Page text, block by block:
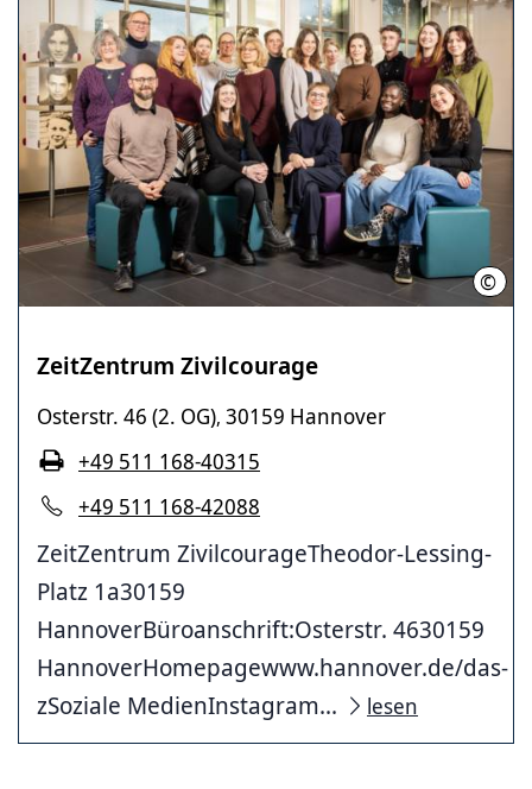
© LHH
ZeitZentrum Zivilcourage
Osterstr. 46 (2. OG), 30159 Hannover
+49 511 168-42088
+49 511 168-40315
ZeitZentrum ZivilcourageTheodor-Lessing-
Platz 1a30159
HannoverBüroanschrift:Osterstr. 4630159
HannoverHomepagewww.hannover.de/das-
zSoziale MedienInstagram...
lesen